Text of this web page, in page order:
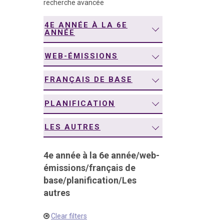
recherche avancée
4E ANNÉE À LA 6E
ANNÉE
WEB-ÉMISSIONS
FRANÇAIS DE BASE
PLANIFICATION
LES AUTRES
4e année à la 6e année/web-
émissions/français de
base/planification/Les
autres
Clear filters